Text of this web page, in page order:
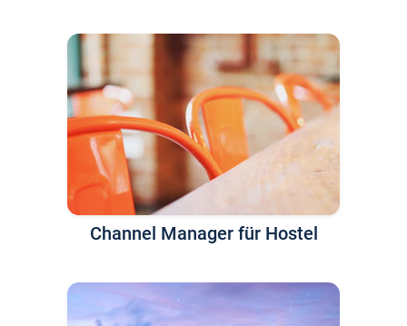
Channel Manager für Hostel